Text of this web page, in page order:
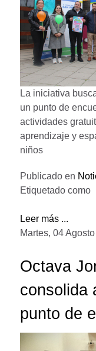
La iniciativa
un punto de
actividades
aprendizaje y
niños
Publicado en
Etiquetado como
Leer más ...
Martes, 04
Octava
consolida
punto de